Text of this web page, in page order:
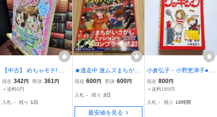
【中古】 めちゃモテ! か
んたん! ヘアアレンジテク
(キラかわ☆ガール) ナツ
現在 342円 即決 361円
＋送料0円
入札 - 残り 1日
★逃走中 激ムズまちがい
さがしBOOK 宝島社
現在 600円 即決 600円
入札 - 残り 3日
最安値を見る
小倉弘子・小野恵津子●日
曜クッキング●学研ユアコ
ースシリーズ
現在 800円
＋送料185円
入札 - 残り 16時間